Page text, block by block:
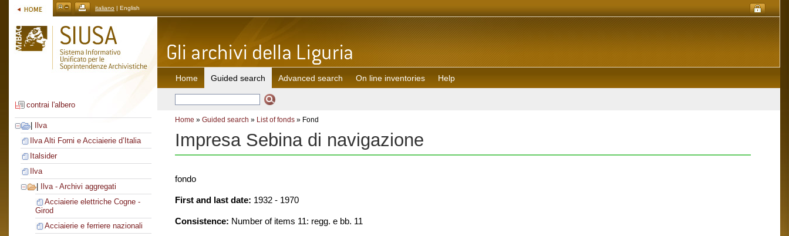
italiano | English
contrai l'albero
Ilva
Ilva Alti Forni e Acciaierie d’Italia
Italsider
Ilva
Ilva - Archivi aggregati
Acciaierie elettriche Cogne -
Girod
Acciaierie e ferriere nazionali
Home Guided search Advanced search On line inventories Help
Home » Guided search » List of fonds » Fond
Impresa Sebina di navigazione
fondo
First and last date: 1932 - 1970
Consistence: Number of items 11: regg. e bb. 11